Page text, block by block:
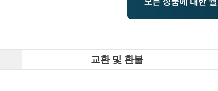
교환 및 환불